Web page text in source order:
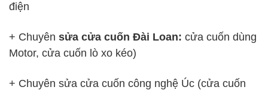
điện
+ Chuyên sửa cửa cuốn Đài Loan: cửa cuốn dùng
Motor, cửa cuốn lò xo kéo)
+ Chuyên sửa cửa cuốn công nghệ Úc (cửa cuốn